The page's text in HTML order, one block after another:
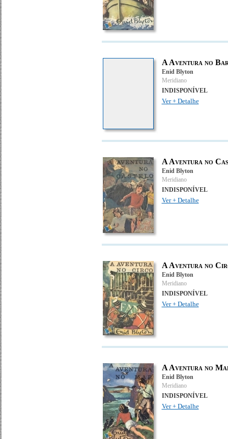
A Aventura no
Enid Blyton
Meridiano
INDISPONÍVEL
Ver + Detalhe
A Aventura no
Enid Blyton
Meridiano
INDISPONÍVEL
Ver + Detalhe
A Aventura no
Enid Blyton
Meridiano
INDISPONÍVEL
Ver + Detalhe
A Aventura no
Enid Blyton
Meridiano
INDISPONÍVEL
Ver + Detalhe